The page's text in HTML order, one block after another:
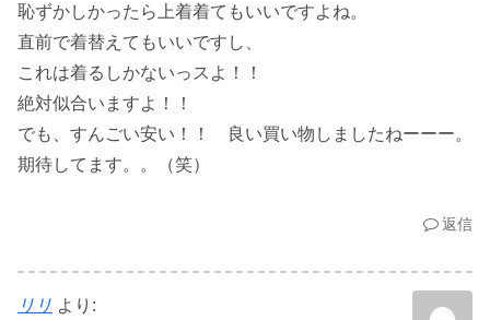
恥ずかしかったら上着着てもいいですよね。
直前で着替えてもいいですし、
これは着るしかないっスよ！！
絶対似合いますよ！！
でも、すんごい安い！！ 良い買い物しましたねーーー。
期待してます。。（笑）
返信
リリ より: